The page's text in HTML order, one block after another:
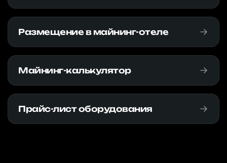
Размещение в майнинг-отеле
Майнинг-калькулятор
Прайс-лист оборудования